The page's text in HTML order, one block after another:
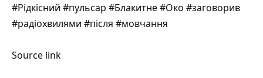
#Рідкісний #пульсар #Блакитне #Око #заговорив
#радіохвилями #після #мовчання
Source link